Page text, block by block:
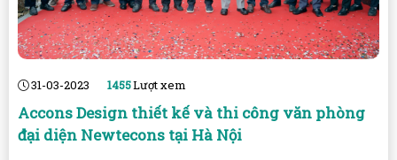
31-03-2023 1455Lượt xem
Accons Design thiết kế và thi công văn phòng
đại diện Newtecons tại Hà Nội